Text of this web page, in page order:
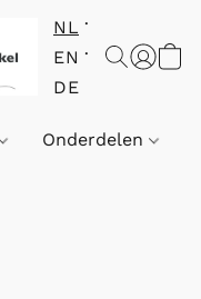
NL
EN
DE
Onderdelen